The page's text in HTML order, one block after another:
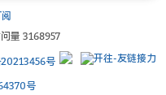
量 3168957
号
号